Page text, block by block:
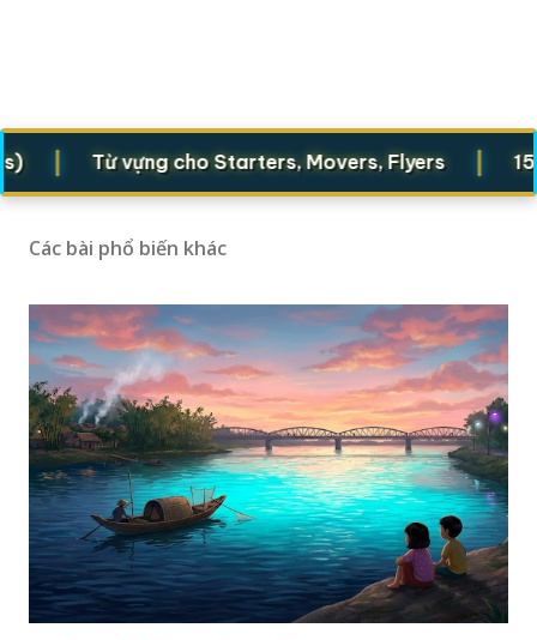
Từ vựng cho Starters, Movers, Flyers | 1500
Các bài phổ biến khác